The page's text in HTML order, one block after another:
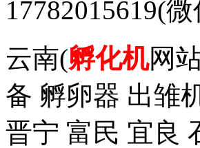
17782015619(
云南(孵化机网
备 孵卵器 出雏
晋宁 富民 宜良